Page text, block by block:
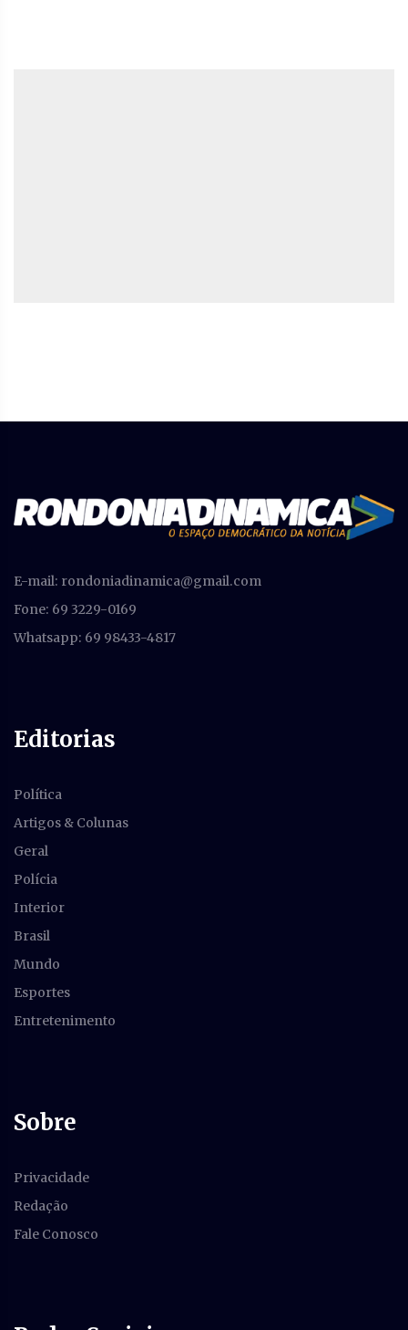
E-mail: rondoniadinamica@gmail.com
Fone: 69 3229-0169
Whatsapp: 69 98433-4817
Editorias
Política
Artigos & Colunas
Geral
Polícia
Interior
Brasil
Mundo
Esportes
Entretenimento
Sobre
Privacidade
Redação
Fale Conosco